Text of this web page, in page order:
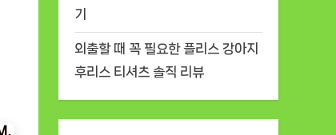
기
외출할 때 꼭 필요한 플리스 강아지
후리스 티셔츠 솔직 리뷰